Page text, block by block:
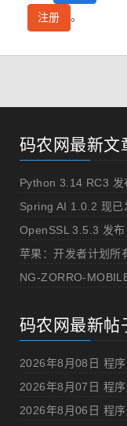
注册 。
码农网最新文
Python 3.14 RC3 发
Spring AI 1.0.2 现已
OpenSSL 3.5.3 发布
苹果：开发者计划所
码农网最新帖
2026年8月08日 程